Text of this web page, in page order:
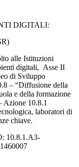
DIGITALI:
alle Istituzioni
digitali, Asse II
di Sviluppo
– “Diffusione della
e della formazione
Azione 10.8.1
laboratori di
chiave.
10.8.1.A3-